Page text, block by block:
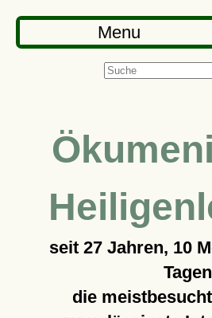
Menu
seit 27 Jahren, 10
Tagen
die